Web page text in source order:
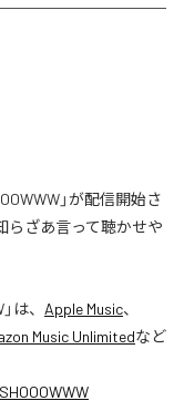
」が配信開始さ
らざあ言って聴かせや
」は、 Apple Music、
Music Unlimitedなど